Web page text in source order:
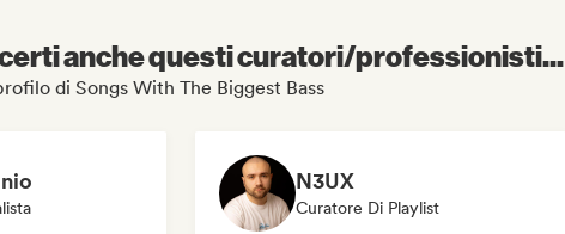
anche questi curatori/professionisti...
di Songs With The Biggest Bass
N3UX
Curatore Di Playlist